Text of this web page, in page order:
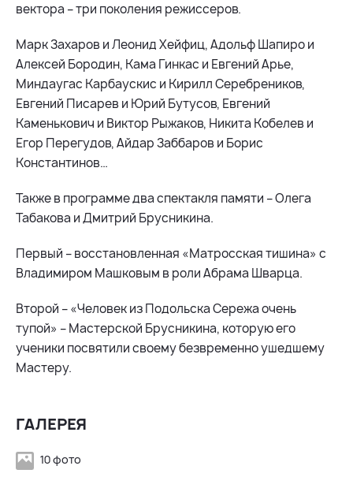
вектора – три поколения режиссеров.
Марк Захаров и Леонид Хейфиц, Адольф Шапиро и
Алексей Бородин, Кама Гинкас и Евгений Арье,
Миндаугас Карбаускис и Кирилл Серебреников,
Евгений Писарев и Юрий Бутусов, Евгений
Каменькович и Виктор Рыжаков, Никита Кобелев и
Егор Перегудов, Айдар Заббаров и Борис
Константинов…
Также в программе два спектакля памяти – Олега
Табакова и Дмитрий Брусникина.
Первый – восстановленная «Матросская тишина» с
Владимиром Машковым в роли Абрама Шварца.
Второй – «Человек из Подольска Сережа очень
тупой» – Мастерской Брусникина, которую его
ученики посвятили своему безвременно ушедшему
Мастеру.
ГАЛЕРЕЯ
10 фото